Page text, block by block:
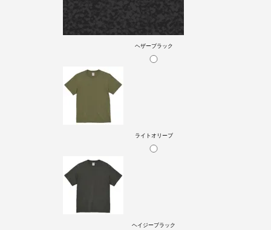
ヘザーブラック
ライトオリーブ
ヘイジーブラック